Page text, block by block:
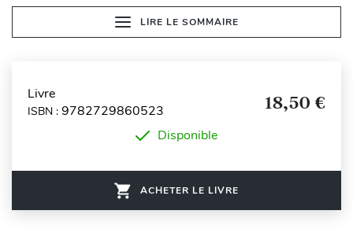
LIRE LE SOMMAIRE
Livre
ISBN : 9782729860523 18,50 €
Disponible
ACHETER LE LIVRE